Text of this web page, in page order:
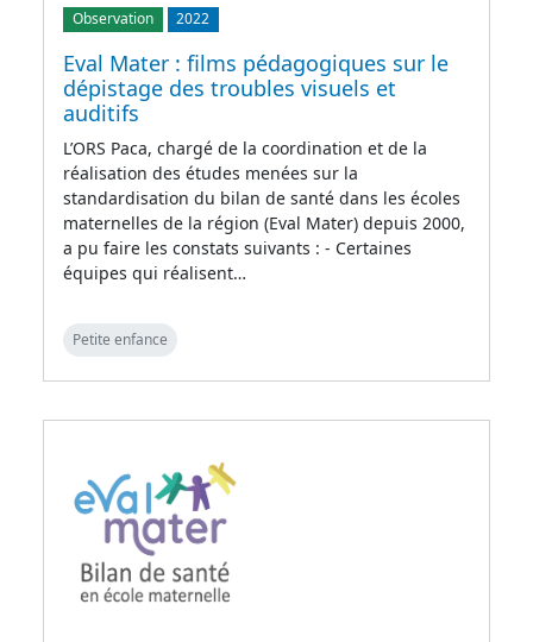
Observation 2022
Eval Mater : films pédagogiques sur le
dépistage des troubles visuels et
auditifs
L’ORS Paca, chargé de la coordination et de la
réalisation des études menées sur la
standardisation du bilan de santé dans les écoles
maternelles de la région (Eval Mater) depuis 2000,
a pu faire les constats suivants : - Certaines
équipes qui réalisent…
Petite enfance